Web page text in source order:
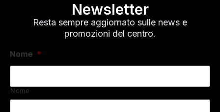
Newsletter
Resta sempre aggiornato sulle news e
promozioni del centro.
Nome *
Nome